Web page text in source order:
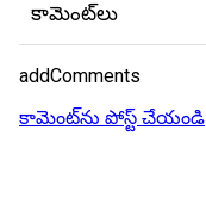
కామెంట్‌లు
addComments
కామెంట్‌ను పోస్ట్ చేయండి